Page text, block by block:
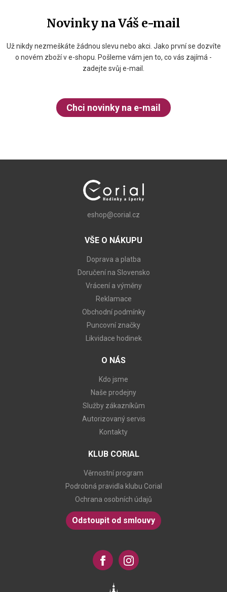
Novinky na Váš e-mail
Už nikdy nezmeškáte žádnou slevu nebo akci. Jako první se dozvíte
o novém zboží v e-shopu. Pošleme vám jen to, co vás zajímá -
zadejte svůj e-mail.
Chci novinky na e-mail
eshop@corial.cz
VŠE O NÁKUPU
Doprava a platba
Doručení na Slovensko
Vrácení a výměny
Reklamace
Obchodní podmínky
Puncovní značky
Likvidace hodinek
O NÁS
Kdo jsme
Naše prodejny
Služby zákazníkům
Autorizovaný servis
Kontakty
KLUB CORIAL
Věrnostní program
Podrobná pravidla klubu Corial
Ochrana osobních údajů
Odstoupit od smlouvy